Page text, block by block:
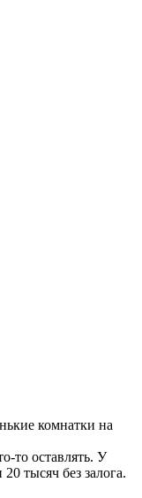
комнатки на
то оставлять. У
тысяч без залога.